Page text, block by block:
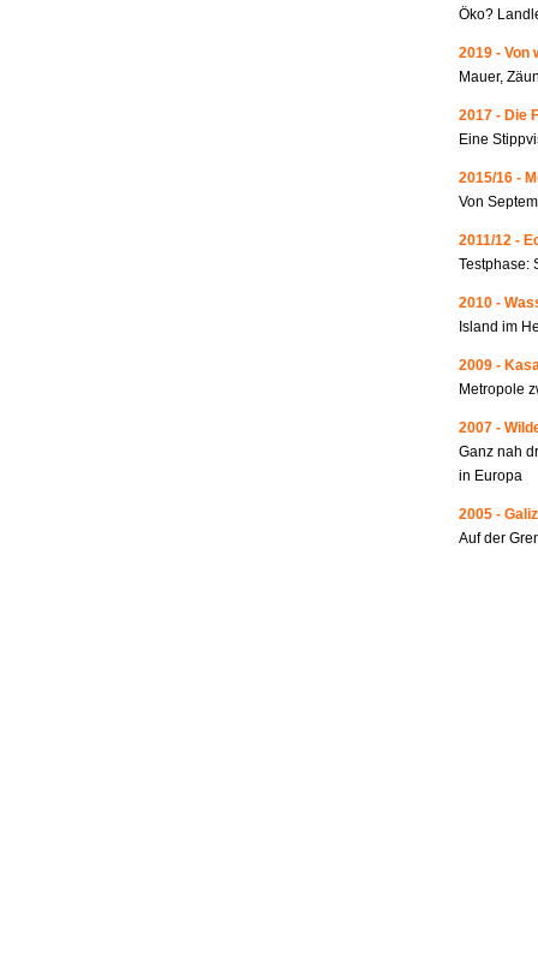
Öko?
2019 - Von
Mauer,
2017 - Die
Eine
2015/16 -
Von
2011/12 -
Testphase:
2010 -
Island im
2009 -
Metropole
2007 -
Ganz nah
in Europa
2005 -
Auf der